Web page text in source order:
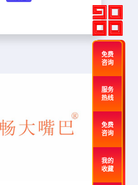
免费
咨询
服务
热线
免费
咨询
我的
收藏